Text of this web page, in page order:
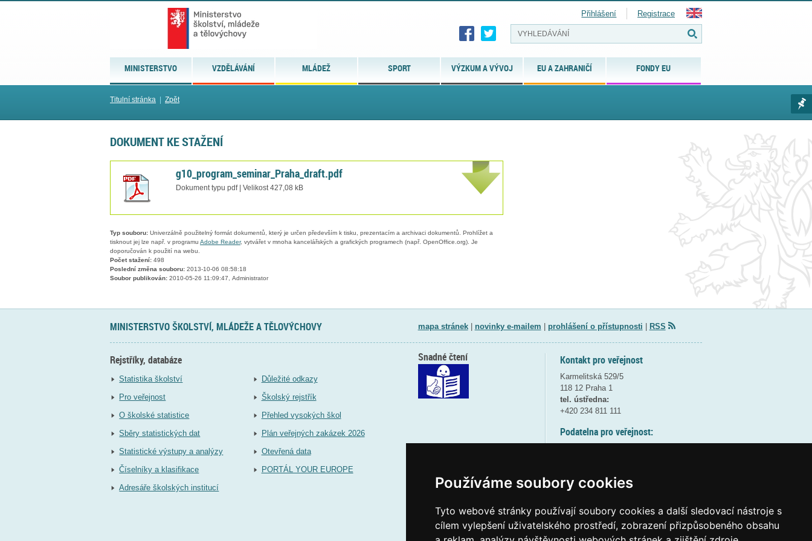
Používáme soubory cookies
Tyto webové stránky používají soubory cookies a další sledovací nástroje s
cílem vylepšení uživatelského prostředí, zobrazení přizpůsobeného obsahu
MINISTERSTVO VZDĚLÁVÁNÍ MLÁDEŽ SPORT VÝZKUM A VÝVOJ EU A ZAHRANIČÍ FONDY EU
Přihlášení Registrace
Titulní stránka Zpět
DOKUMENT KE STAŽENÍ
g10_program_seminar_Praha_draft.pdf
Dokument typu pdf | Velikost 427,08 kB
Typ souboru: Univerzálně použitelný formát dokumentů, který je určen především k tisku, prezentacím a archivaci dokumentů. Prohlížet a
tisknout jej lze např. v programu Adobe Reader, vytvářet v mnoha kancelářských a grafických programech (např. OpenOffice.org). Je
doporučován k použití na webu.
Počet stažení: 498
Poslední změna souboru: 2013-10-06 08:58:18
Soubor publikován: 2010-05-26 11:09:47, Administrator
MINISTERSTVO ŠKOLSTVÍ, MLÁDEŽE A TĚLOVÝCHOVY mapa stránek| novinky e-mailem prohlášení o přístupnosti RSS
Rejstříky, databáze
Statistika školství
Pro veřejnost
O školské statistice
Sběry statistických dat
Statistické výstupy a analýzy
Číselníky a klasifikace
Adresáře školských institucí
Důležité odkazy
Školský rejstřík
Přehled vysokých škol
Plán veřejných zakázek 2026
Otevřená data
PORTÁL YOUR EUROPE
Kontakt pro veřejnost
Karmelitská 529/5
118 12 Praha 1
tel. ústředna:
+420 234 811 111
Podatelna pro veřejnost:
(více informací
Elektronická podatelna:
Snadné čtení